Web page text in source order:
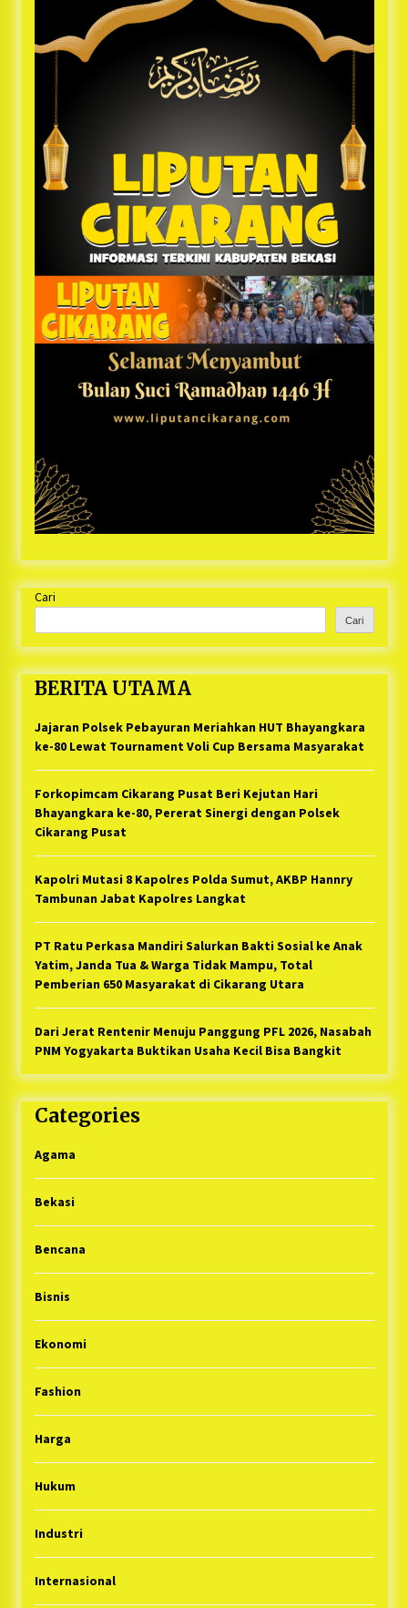
Cari
Cari
BERITA UTAMA
Jajaran Polsek Pebayuran Meriahkan HUT Bhayangkara
ke-80 Lewat Tournament Voli Cup Bersama Masyarakat
Forkopimcam Cikarang Pusat Beri Kejutan Hari
Bhayangkara ke-80, Pererat Sinergi dengan Polsek
Cikarang Pusat
Kapolri Mutasi 8 Kapolres Polda Sumut, AKBP Hannry
Tambunan Jabat Kapolres Langkat
PT Ratu Perkasa Mandiri Salurkan Bakti Sosial ke Anak
Yatim, Janda Tua & Warga Tidak Mampu, Total
Pemberian 650 Masyarakat di Cikarang Utara
Dari Jerat Rentenir Menuju Panggung PFL 2026, Nasabah
PNM Yogyakarta Buktikan Usaha Kecil Bisa Bangkit
Categories
Agama
Bekasi
Bencana
Bisnis
Ekonomi
Fashion
Harga
Hukum
Industri
Internasional